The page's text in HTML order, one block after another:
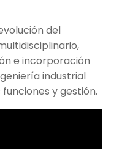
del
e incorporación
industrial
y gestión.